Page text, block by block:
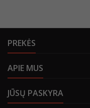
PREKĖS
APIE MUS
JŪSŲ PASKYRA